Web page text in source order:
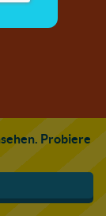
Probiere